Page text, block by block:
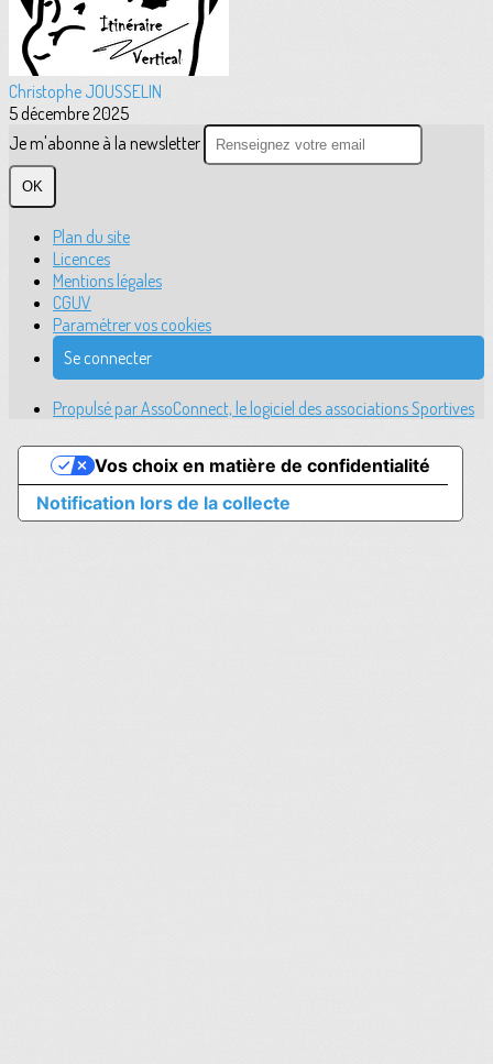
Christophe JOUSSELIN
5 décembre 2025
Je m'abonne à la newsletter
OK
Plan du site
Licences
Mentions légales
CGUV
Paramétrer vos cookies
Se connecter
Propulsé par AssoConnect, le logiciel des associations Sportives
Notification lors de la collecte
Vos choix en matière de confidentialité